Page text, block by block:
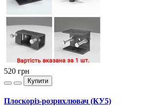
520 грн
Купити
Плоскоріз-розрихлювач (КУ5)